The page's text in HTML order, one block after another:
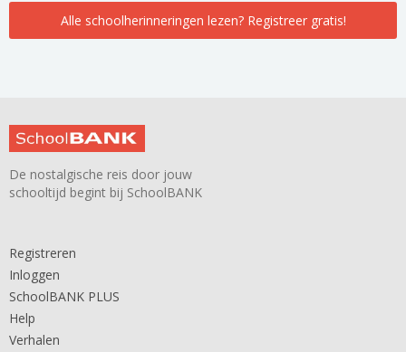
Alle schoolherinneringen lezen? Registreer gratis!
De nostalgische reis door jouw
schooltijd begint bij SchoolBANK
Registreren
Inloggen
SchoolBANK PLUS
Help
Verhalen